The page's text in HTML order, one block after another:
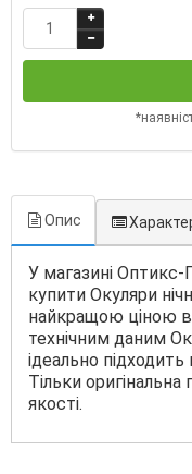
Опис
У магазині
купити Окуляри
найкращою ціною в
технічним даним
ідеально
Тільки оригінальна
якості.